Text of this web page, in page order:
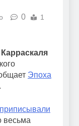
0
1
Эпоха
весьма